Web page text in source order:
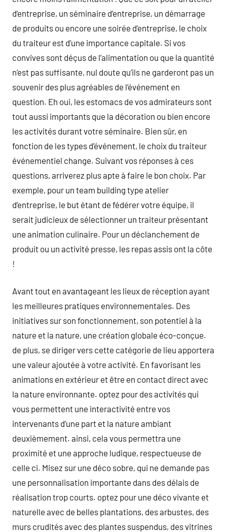
d’entreprise, un séminaire d’entreprise, un démarrage
de produits ou encore une soirée d’entreprise, le choix
du traiteur est d’une importance capitale. Si vos
convives sont déçus de l’alimentation ou que la quantité
n’est pas suffisante, nul doute qu’ils ne garderont pas un
souvenir des plus agréables de l’événement en
question. Eh oui, les estomacs de vos admirateurs sont
tout aussi importants que la décoration ou bien encore
les activités durant votre séminaire. Bien sûr, en
fonction de les types d’événement, le choix du traiteur
événementiel change. Suivant vos réponses à ces
questions, arriverez plus apte à faire le bon choix. Par
exemple, pour un team building type atelier
d’entreprise, le but étant de fédérer votre équipe, il
serait judicieux de sélectionner un traiteur présentant
une animation culinaire. Pour un déclanchement de
produit ou un activité presse, les repas assis ont la côte
!
Avant tout en avantageant les lieux de réception ayant
les meilleures pratiques environnementales. Des
initiatives sur son fonctionnement, son potentiel à la
nature et la nature, une création globale éco-conçue.
de plus, se diriger vers cette catégorie de lieu apportera
une valeur ajoutée à votre activité. En favorisant les
animations en extérieur et être en contact direct avec
la nature environnante. optez pour des activités qui
vous permettent une interactivité entre vos
intervenants d’une part et la nature ambiant
deuxièmement. ainsi, cela vous permettra une
proximité et une approche ludique, respectueuse de
celle ci. Misez sur une déco sobre, qui ne demande pas
une personnalisation importante dans des délais de
réalisation trop courts. optez pour une déco vivante et
naturelle avec de belles plantations, des arbustes, des
murs crudités avec des plantes suspendus, des vitrines